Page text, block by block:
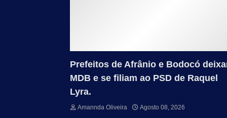
Prefeitos de Afrânio e Bodocó
MDB e se filiam ao PSD de Raquel
Lyra.
Amannda Oliveira Agosto 08, 2026